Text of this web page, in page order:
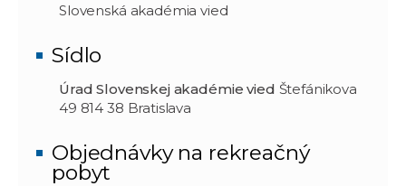
Slovenská akadémia vied
Sídlo
Úrad Slovenskej akadémie vied Štefánikova
49 814 38 Bratislava
Objednávky na rekreačný
pobyt